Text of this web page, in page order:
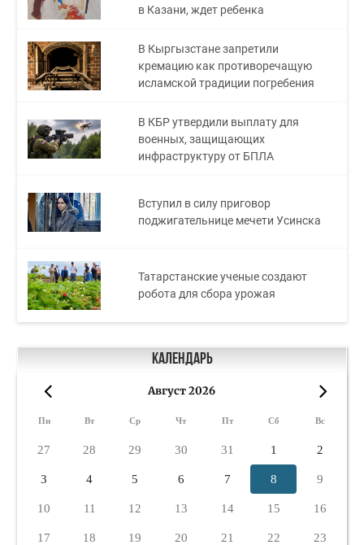
в Казани, ждет ребенка
В Кыргызстане запретили
кремацию как противоречащую
исламской традиции погребения
В КБР утвердили выплату для
военных, защищающих
инфраструктуру от БПЛА
Вступил в силу приговор
поджигательнице мечети Усинска
Татарстанские ученые создают
робота для сбора урожая
Календарь
Август 2026
Пн Вт Ср Чт Пт Сб Вс
27 28 29 30 31 1 2
3 4 5 6 7 8 9
10 11 12 13 14 15 16
17 18 19 20 21 22 23